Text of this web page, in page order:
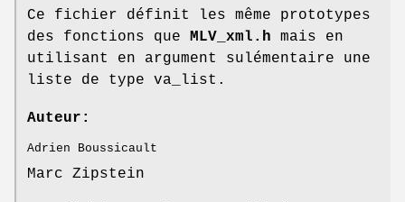
Ce fichier définit les même prototypes
des fonctions que MLV_xml.h mais en
utilisant en argument sulémentaire une
liste de type va_list.
Auteur:
Adrien Boussicault
Marc Zipstein